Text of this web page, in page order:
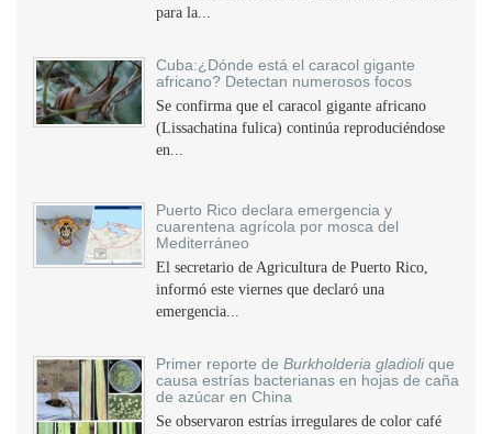
para la...
Cuba:¿Dónde está el caracol gigante
africano? Detectan numerosos focos
Se confirma que el caracol gigante africano
(Lissachatina fulica) continúa reproduciéndose
en...
Puerto Rico declara emergencia y
cuarentena agrícola por mosca del
Mediterráneo
El secretario de Agricultura de Puerto Rico,
informó este viernes que declaró una
emergencia...
Primer reporte de Burkholderia gladiolique
causa estrías bacterianas en hojas de caña
de azúcar en China
Se observaron estrías irregulares de color café